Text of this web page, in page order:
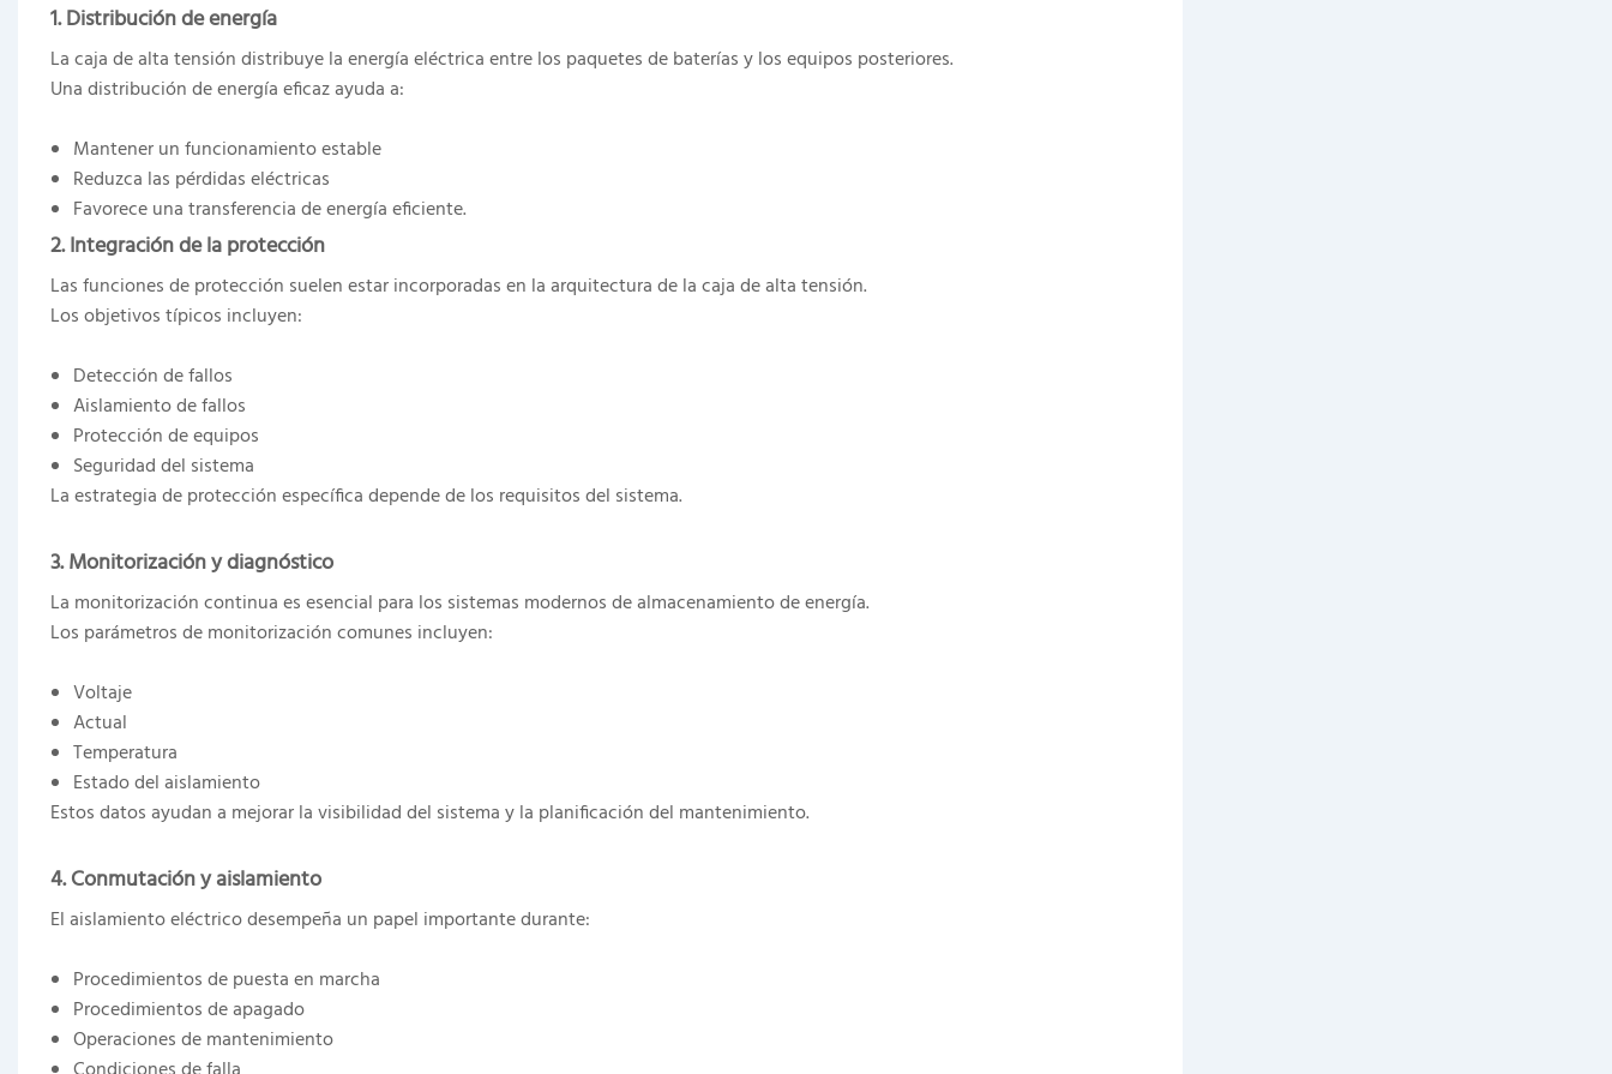
1. Distribución de energía
La caja de alta tensión distribuye la energía eléctrica entre los paquetes de baterías y los equipos posteriores.
Una distribución de energía eficaz ayuda a:
Mantener un funcionamiento estable
Reduzca las pérdidas eléctricas
Favorece una transferencia de energía eficiente.
2. Integración de la protección
Las funciones de protección suelen estar incorporadas en la arquitectura de la caja de alta tensión.
Los objetivos típicos incluyen:
Detección de fallos
Aislamiento de fallos
Protección de equipos
Seguridad del sistema
La estrategia de protección específica depende de los requisitos del sistema.
3. Monitorización y diagnóstico
La monitorización continua es esencial para los sistemas modernos de almacenamiento de energía.
Los parámetros de monitorización comunes incluyen:
Voltaje
Actual
Temperatura
Estado del aislamiento
Estos datos ayudan a mejorar la visibilidad del sistema y la planificación del mantenimiento.
4. Conmutación y aislamiento
El aislamiento eléctrico desempeña un papel importante durante:
Procedimientos de puesta en marcha
Procedimientos de apagado
Operaciones de mantenimiento